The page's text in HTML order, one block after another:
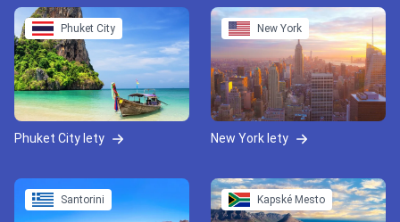
Phuket City
Phuket City lety
New York
New York lety
Santorini Kapské Mesto